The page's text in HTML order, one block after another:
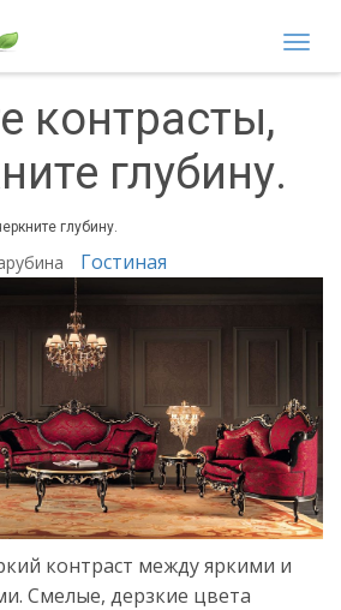
контрасты,
глубину.
глубину.
Гостиная
контраст между яркими и
Смелые, дерзкие цвета